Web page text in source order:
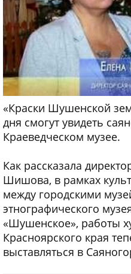
«Краски Шушенской
дня смогут увидеть
Краеведческом музее.
Как рассказала
Шишова, в рамках
между городскими
этнографического
«Шушенское», работы
Красноярского края
выставляться в